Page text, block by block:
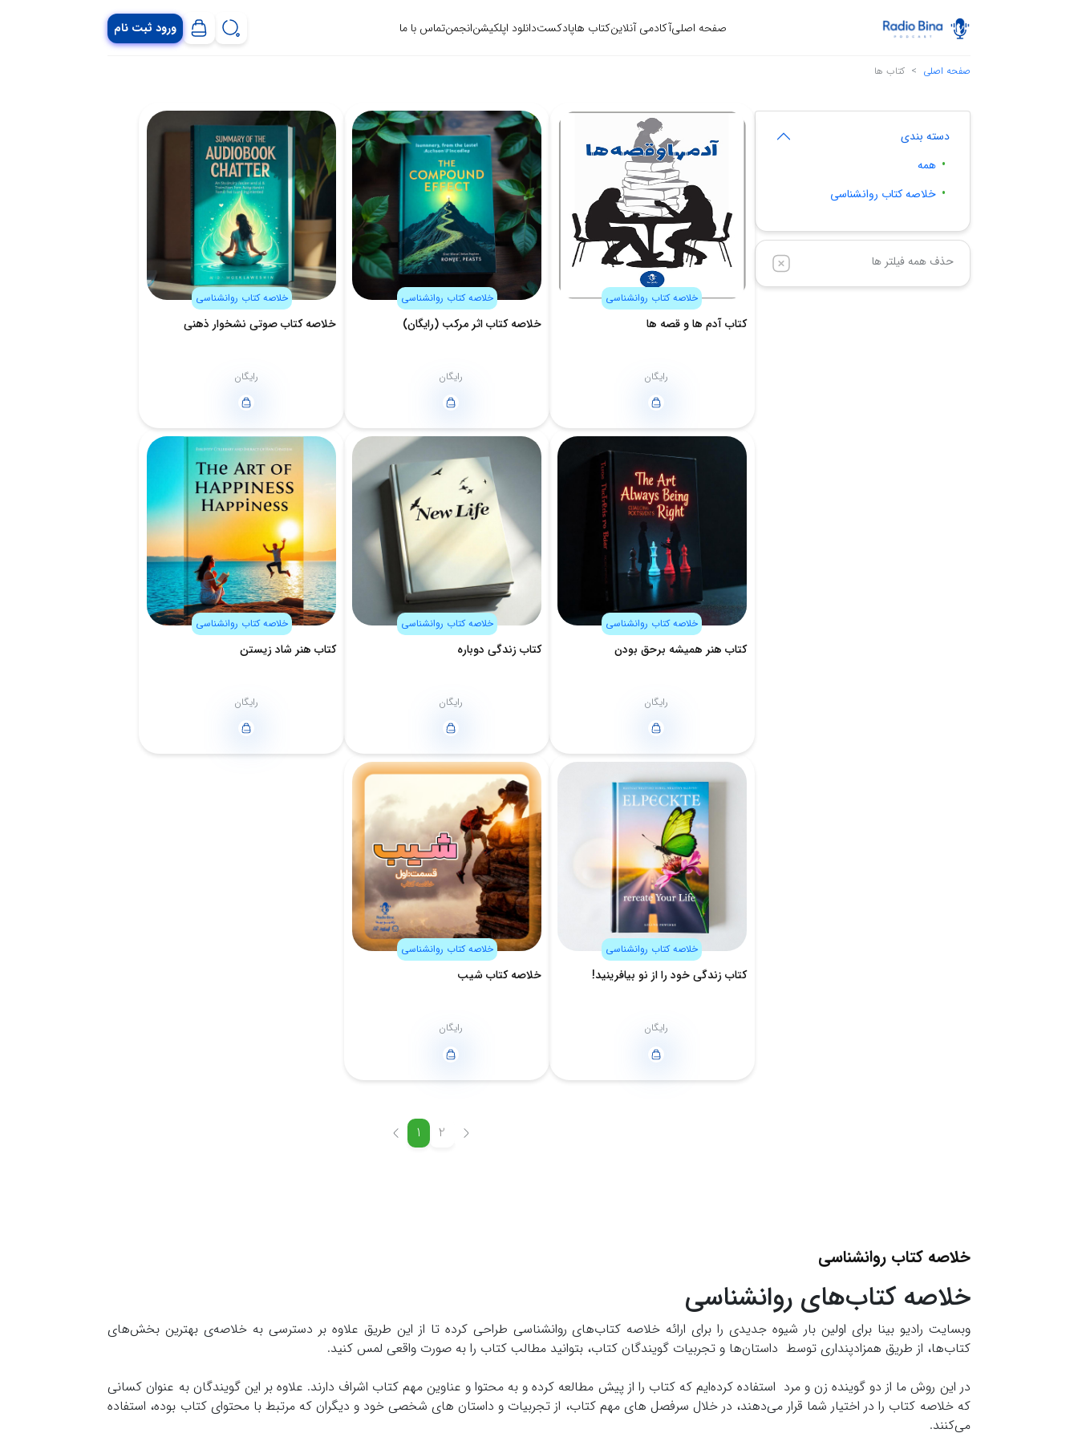
صفحه اصلیآکادمی آنلاینکتاب هاپادکستدانلود اپلکیشنانجمنتماس با ما ورود ثبت نام
صفحه اصلی کتاب ها
دسته بندی
همه
خلاصه کتاب روانشناسی
حذف همه فیلتر ها
خلاصه کتاب روانشناسی
کتاب آدم ها و قصه ها
رایگان
خلاصه کتاب روانشناسی
خلاصه کتاب اثر مرکب (رایگان)
رایگان
خلاصه کتاب روانشناسی
خلاصه کتاب صوتی نشخوار ذهنی
رایگان
خلاصه کتاب روانشناسی
کتاب هنر همیشه برحق بودن
رایگان
خلاصه کتاب روانشناسی
کتاب زندگی دوباره
رایگان
خلاصه کتاب روانشناسی
کتاب هنر شاد زیستن
رایگان
خلاصه کتاب روانشناسی
کتاب زندگی خود را از نو بیافرینید!
رایگان
خلاصه کتاب روانشناسی
خلاصه کتاب شیب
رایگان
1 2
خلاصه کتاب روانشناسی
خلاصه کتاب‌های روانشناسی
وبسایت رادیو بینا برای اولین بار شیوه جدیدی را برای ارائه خلاصه کتاب‌های روانشناسی طراحی کرده تا از این طریق علاوه بر دسترسی به خلاصه‌ی بهترین بخش‌های
کتاب‌ها، از طریق همزادپنداری توسط داستان‌ها و تجربیات گویندگان کتاب، بتوانید مطالب کتاب را به صورت واقعی لمس کنید.
در این روش ما از دو گوینده زن و مرد استفاده کرده‌ایم که کتاب را از پیش مطالعه کرده‌ و به محتوا و عناوین مهم کتاب اشراف دارند. علاوه بر این گویندگان به عنوان کسانی
که خلاصه کتاب را در اختیار شما قرار می‌دهند، در خلال سرفصل های مهم کتاب، از تجربیات و داستان های شخصی خود و دیگران که مرتبط با محتوای کتاب بوده، استفاده
می‌کنند.